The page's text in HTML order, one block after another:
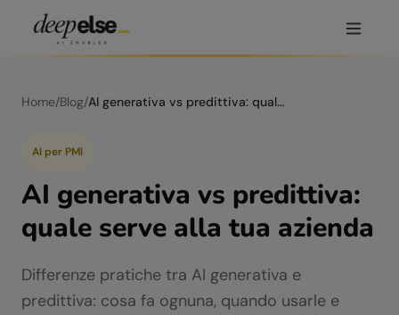
Home/Blog/ AI generativa vs predittiva: quale serve alla tua azienda
AI per PMI
AI generativa vs predittiva:
quale serve alla tua azienda
Differenze pratiche tra AI generativa e
predittiva: cosa fa ognuna, quando usarle e